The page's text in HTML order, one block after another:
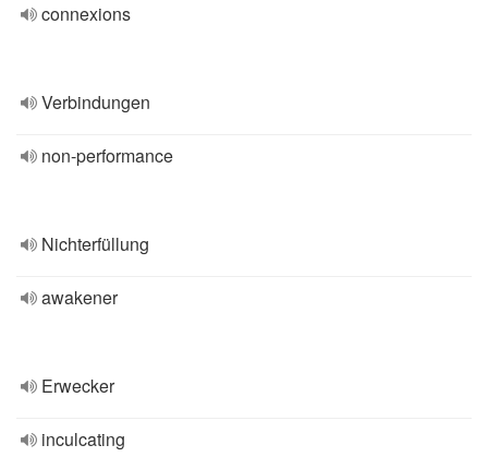
connexions
Verbindungen
non-performance
Nichterfüllung
awakener
Erwecker
inculcating